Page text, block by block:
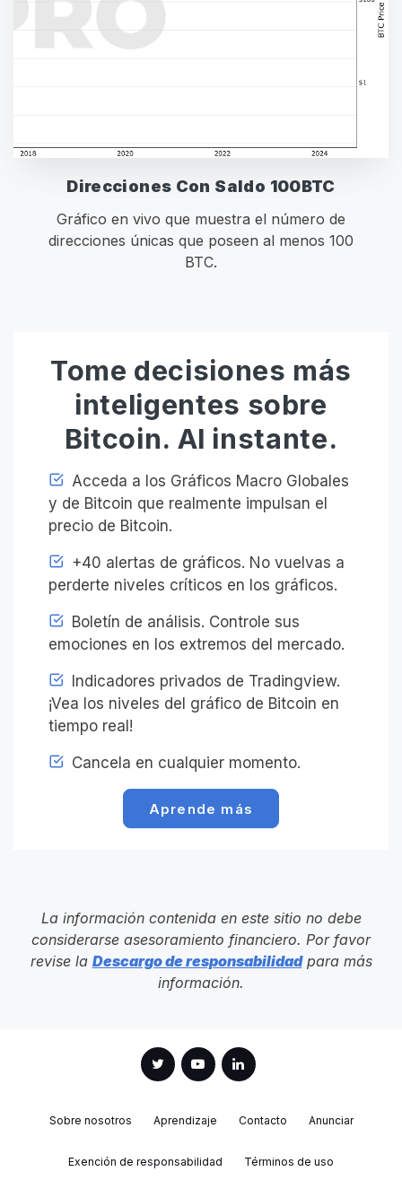
Direcciones Con Saldo 100BTC
Gráfico en vivo que muestra el número de
direcciones únicas que poseen al menos 100
BTC.
Tome decisiones más
inteligentes sobre
Bitcoin. Al instante.
Acceda a los Gráficos Macro Globales
y de Bitcoin que realmente impulsan el
precio de Bitcoin.
+40 alertas de gráficos. No vuelvas a
perderte niveles críticos en los gráficos.
Boletín de análisis. Controle sus
emociones en los extremos del mercado.
Indicadores privados de Tradingview.
¡Vea los niveles del gráfico de Bitcoin en
tiempo real!
Cancela en cualquier momento.
Aprende más
La información contenida en este sitio no debe
considerarse asesoramiento financiero. Por favor
revise la Descargo de responsabilidadpara más
información.
Sobre nosotros Aprendizaje Contacto Anunciar
Exención de responsabilidad Términos de uso